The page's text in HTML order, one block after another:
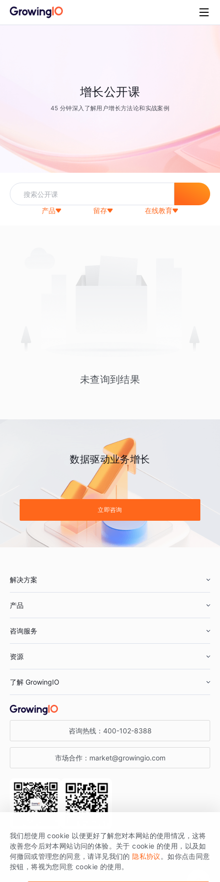
增长公开课
45 分钟深入了解用户增长方法论和实战案例
产品 留存 在线教育
未查询到结果
数据驱动业务增长
立即咨询
解决方案
鞋服行业
汽车行业
金融行业
产品
智能运营
获客分析
咨询服务
资源
增长公开课
增长博客
开发者文档
SDK 文档
场景指南
了解 GrowingIO
关于 GrowingIO
增长大会
行业活动
咨询热线： 400-102-8388
市场合作： market@growingio.com
关注公众号 获取更多干货
GrowingIO 是专注于数据智能分析与增长的品牌，核心平台为 GrowingIO
分析云。
我们想使用 cookie 以便更好了解您对本网站的使用情况，这将
改善您今后对本网站访问的体验。关于 cookie 的使用，以及如
何撤回或管理您的同意，请详见我们的 隐私协议 。如你点击同意
按钮，将视为您同意 cookie 的使用。